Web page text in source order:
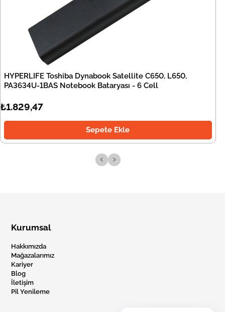
HYPERLIFE Toshiba Dynabook Satellite C650, L650,
PA3634U-1BAS Notebook Bataryası - 6 Cell
₺1.829,47
Sepete Ekle
‹ ›
Kurumsal
Hakkımızda
Mağazalarımız
Kariyer
Blog
İletişim
Pil Yenileme